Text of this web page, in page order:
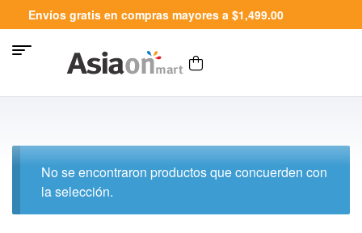
Envíos gratis en compras mayores a $1,499.00
No se encontraron productos que concuerden con
la selección.